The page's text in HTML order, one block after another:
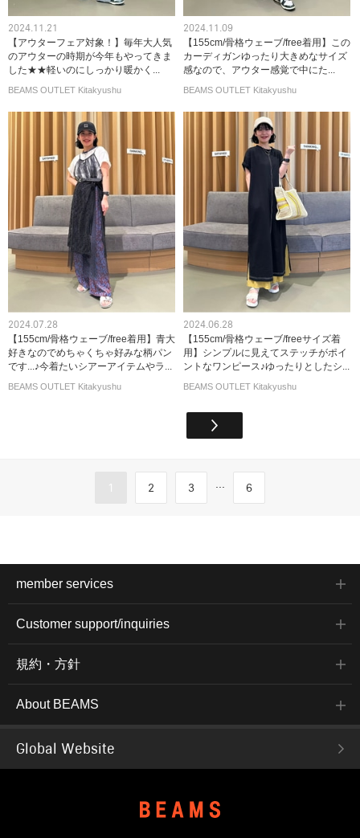
2024.11.21
【アウターフェア対象！】毎年大人気
のアウターの時期が今年もやってきま
した★★軽いのにしっかり暖かく...
BEAMS OUTLET Kitakyushu
2024.11.09
【155cm/骨格ウェーブ/free着用】この
カーディガンゆったり大きめなサイズ
感なので、アウター感覚で中にた...
BEAMS OUTLET Kitakyushu
2024.07.28
【155cm/骨格ウェーブ/free着用】青大
好きなのでめちゃくちゃ好みな柄パン
です...♪今着たいシアーアイテムやラ...
BEAMS OUTLET Kitakyushu
2024.06.28
【155cm/骨格ウェーブ/freeサイズ着
用】シンプルに見えてステッチがポイ
ントなワンピース♪ゆったりとしたシ...
BEAMS OUTLET Kitakyushu
1 2 3 ... 6
member services
Customer support/inquiries
規約・方針
About BEAMS
Global Website